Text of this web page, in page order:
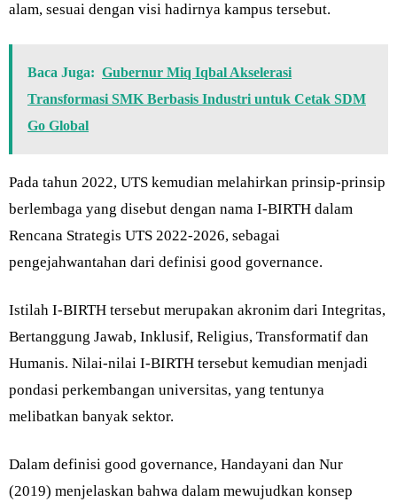
alam, sesuai dengan visi hadirnya kampus tersebut.
Baca Juga: Gubernur Miq Iqbal Akselerasi
Transformasi SMK Berbasis Industri untuk Cetak SDM
Go Global
Pada tahun 2022, UTS kemudian melahirkan prinsip-prinsip
berlembaga yang disebut dengan nama I-BIRTH dalam
Rencana Strategis UTS 2022-2026, sebagai
pengejahwantahan dari definisi good governance.
Istilah I-BIRTH tersebut merupakan akronim dari Integritas,
Bertanggung Jawab, Inklusif, Religius, Transformatif dan
Humanis. Nilai-nilai I-BIRTH tersebut kemudian menjadi
pondasi perkembangan universitas, yang tentunya
melibatkan banyak sektor.
Dalam definisi good governance, Handayani dan Nur
(2019) menjelaskan bahwa dalam mewujudkan konsep